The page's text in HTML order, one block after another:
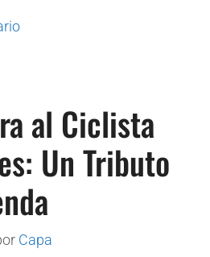
al Ciclista
Un Tributo
Capa